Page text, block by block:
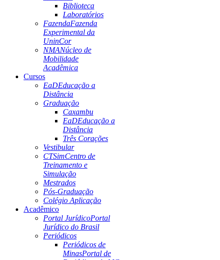
Biblioteca
Laboratórios
FazendaFazenda
Experimental da
UninCor
NMANúcleo de
Mobilidade
Acadêmica
Cursos
EaDEducação a
Distância
Graduação
Caxambu
EaDEducação a
Distância
Três Corações
Vestibular
CTSimCentro de
Treinamento e
Simulação
Mestrados
Pós-Graduação
Colégio Aplicação
Acadêmico
Portal JurídicoPortal
Jurídico do Brasil
Periódicos
Periódicos de
MinasPortal de